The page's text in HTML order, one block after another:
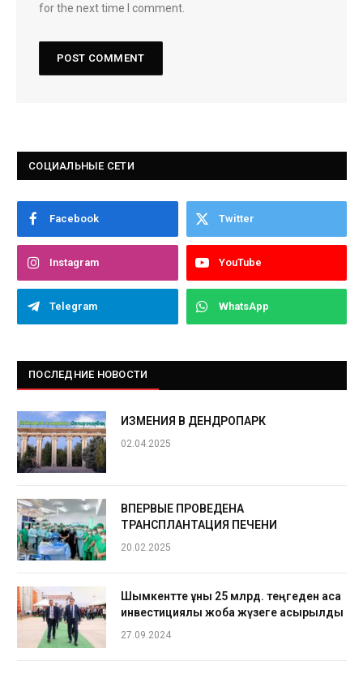
for the next time I comment.
СОЦИАЛЬНЫЕ СЕТИ
Facebook Twitter
Instagram YouTube
Telegram WhatsApp
ПОСЛЕДНИЕ НОВОСТИ
ИЗМЕНИЯ В ДЕНДРОПАРК
02.04.2025
ВПЕРВЫЕ ПРОВЕДЕНА
ТРАНСПЛАНТАЦИЯ ПЕЧЕНИ
20.02.2025
Шымкентте құны 25 млрд. теңгеден аса
инвестициялық жоба жүзеге асырылды
27.09.2024